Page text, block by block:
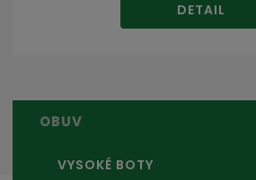
DETAIL
OBUV
VYSOKÉ BOTY